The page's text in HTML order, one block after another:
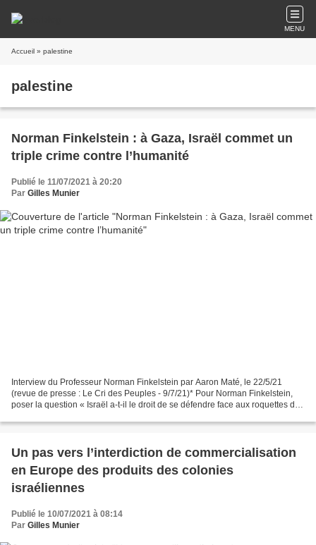
MENU
Accueil » palestine
palestine
Norman Finkelstein : à Gaza, Israël commet un
triple crime contre l’humanité
Publié le 11/07/2021 à 20:20
Par Gilles Munier
Interview du Professeur Norman Finkelstein par Aaron Maté, le 22/5/21
(revue de presse : Le Cri des Peuples - 9/7/21)* Pour Norman Finkelstein,
poser la question « Israël a-t-il le droit de se défendre face aux roquettes de
Un pas vers l’interdiction de commercialisation
en Europe des produits des colonies
israéliennes
Publié le 10/07/2021 à 08:14
Par Gilles Munier